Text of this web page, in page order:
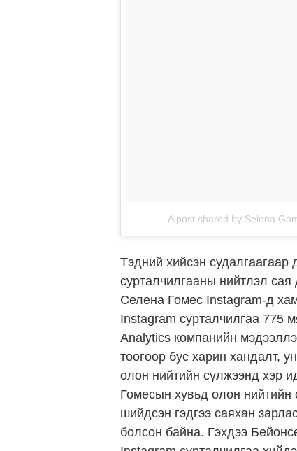
A post shared by Selena
Тэдний хийсэн судалгаагаар
сурталчилгааны нийтлэл сая
Селена Гомес Instagram-д
Instagram сурталчилгаа 775
Analytics компанийн
тоогоор бус харин хандалт,
олон нийтийн сүлжээнд хэр
Гомесын хувьд олон нийтийн
шийдсэн гэдгээ саяхан
болсон байна. Гэхдээ